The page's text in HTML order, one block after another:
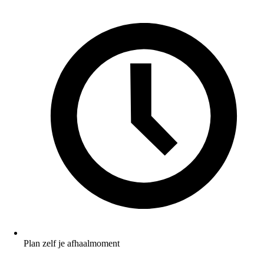
Plan zelf je afhaalmoment